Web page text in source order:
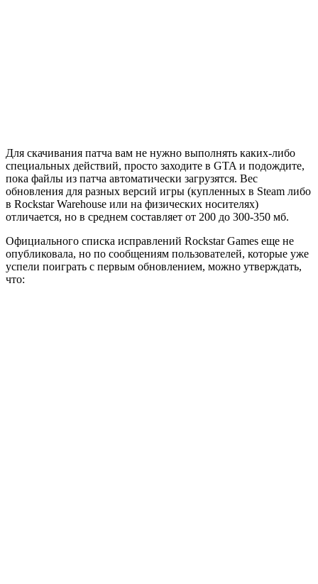
Для скачивания патча вам не нужно выполнять каких-либо
специальных действий, просто заходите в GTA и подождите,
пока файлы из патча автоматически загрузятся. Вес
обновления для разных версий игры (купленных в Steam либо
в Rockstar Warehouse или на физических носителях)
отличается, но в среднем составляет от 200 до 300-350 мб.
Официального списка исправлений Rockstar Games еще не
опубликовала, но по сообщениям пользователей, которые уже
успели поиграть с первым обновлением, можно утверждать,
что: